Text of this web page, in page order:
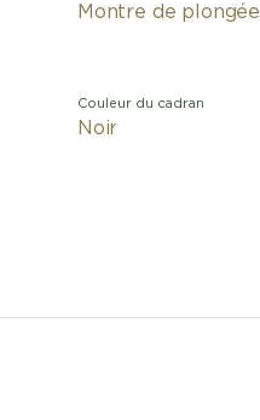
Montre de plongée
Couleur du cadran
Noir